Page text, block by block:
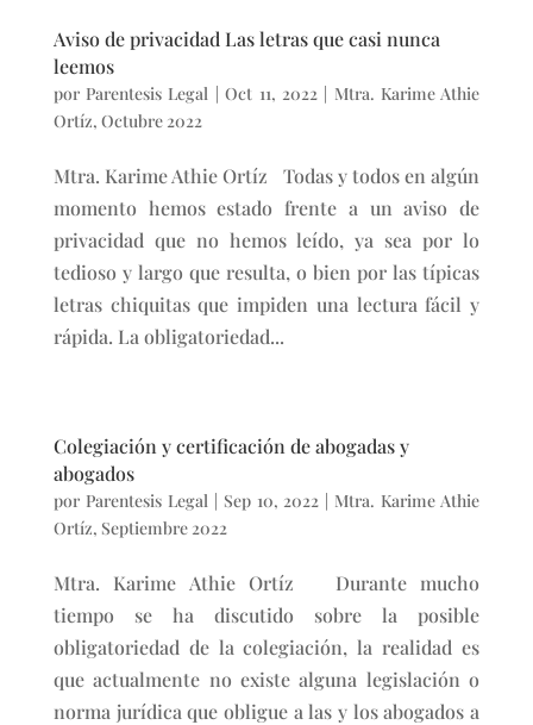
Aviso de privacidad Las letras que casi nunca
leemos
por Parentesis Legal |Oct 11, 2022| Mtra. Karime Athie
Ortíz, Octubre 2022
Mtra. Karime Athie Ortíz Todas y todos en algún
momento hemos estado frente a un aviso de
privacidad que no hemos leído, ya sea por lo
tedioso y largo que resulta, o bien por las típicas
letras chiquitas que impiden una lectura fácil y
rápida. La obligatoriedad...
Colegiación y certificación de abogadas y
abogados
por Parentesis Legal| Sep 10, 2022 | Mtra. Karime Athie
Ortíz, Septiembre 2022
Mtra. Karime Athie Ortíz Durante mucho
tiempo se ha discutido sobre la posible
obligatoriedad de la colegiación, la realidad es
que actualmente no existe alguna legislación o
norma jurídica que obligue a las y los abogados a